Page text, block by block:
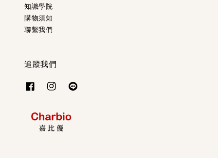
知識學院
購物須知
聯繫我們
追蹤我們